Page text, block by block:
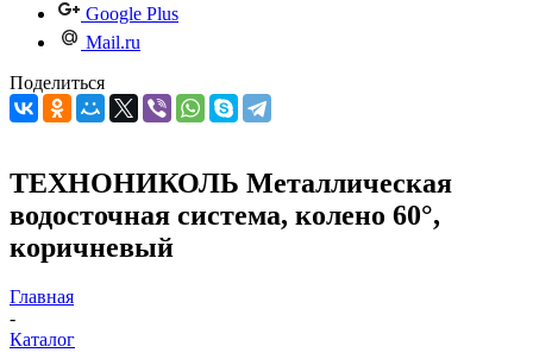
Google Plus
Mail.ru
Поделиться
ТЕХНОНИКОЛЬ Металлическая
водосточная система, колено 60°,
коричневый
Главная
-
Каталог